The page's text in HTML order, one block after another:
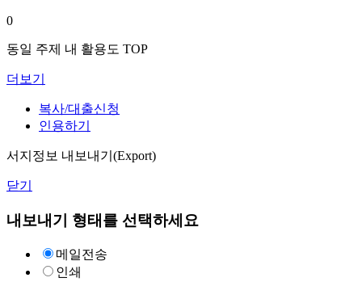
0
동일 주제 내 활용도 TOP
더보기
복사/대출신청
인용하기
서지정보 내보내기(Export)
닫기
내보내기 형태를 선택하세요
메일전송
인쇄